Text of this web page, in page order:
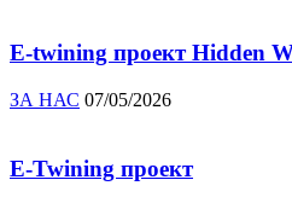
E-twining проект Hidden
ЗА НАС 07/05/2026
E-Twining проект